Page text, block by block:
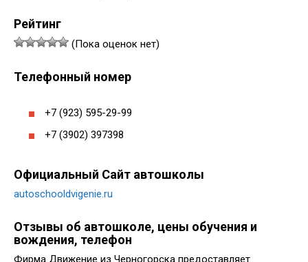
Рейтинг
(Пока оценок нет)
Телефонный номер
+7 (923) 595-29-99
+7 (3902) 397398
Официальный Сайт автошколы
autoschooldvigenie.ru
Отзывы об автошколе, цены обучения и
вождения, телефон
Фирма Движение из Черногорска предоставляет